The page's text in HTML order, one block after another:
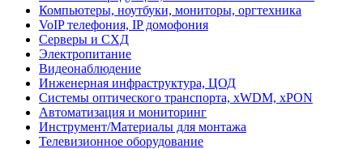
Компьютеры, ноутбуки, мониторы, оргтехника
VoIP телефония, IP домофония
Серверы и СХД
Электропитание
Видеонаблюдение
Инженерная инфраструктура, ЦОД
Системы оптического транспорта, xWDM, xPON
Автоматизация и мониторинг
Инструмент/Материалы для монтажа
Телевизионное оборудование